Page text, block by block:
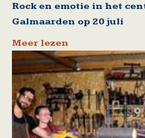
Rock en emotie in het
Galmaarden op 20 juli
Meer lezen